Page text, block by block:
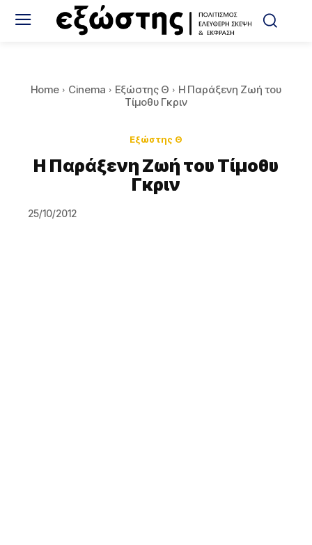
Home Cinema Εξώστης Θ
Η Παράξενη Ζωή του
Τίμοθυ Γκριν
Εξώστης Θ
Η Παράξενη Ζωή του Τίμοθυ
Γκριν
25/10/2012